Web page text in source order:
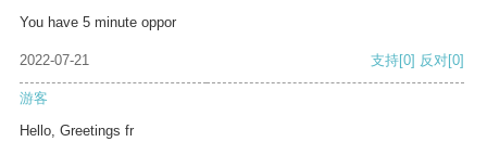
You have 5 minute oppor
2022-07-21 支持[0] 反对[0]
游客
Hello, Greetings fr